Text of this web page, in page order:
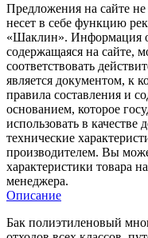
Предложения на сайте
несет в себе функцию
«Шаклин». Информация о
содержащаяся на сайте,
соответствовать
является документом, к
правила составления и
основанием, которое
использовать в качестве
технические
производителем. Вы
характеристики товара
менеджера.
Описание
Бак полиэтиленовый